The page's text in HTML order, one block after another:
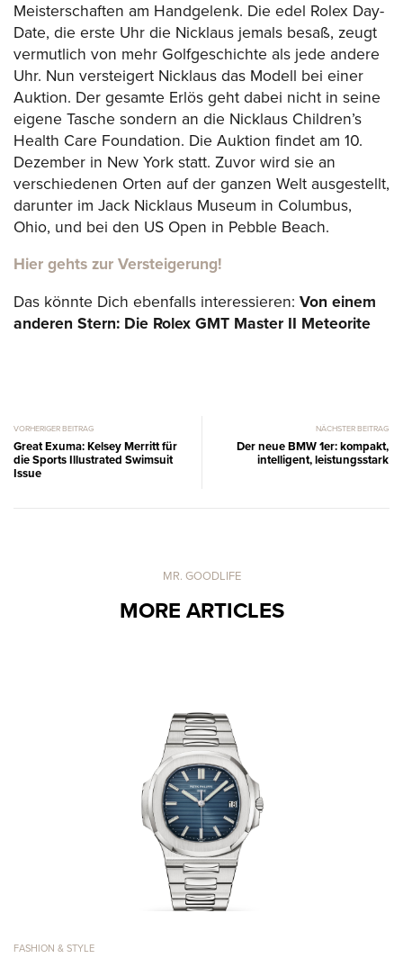
Meisterschaften am Handgelenk. Die edel Rolex Day-
Date, die erste Uhr die Nicklaus jemals besaß, zeugt
vermutlich von mehr Golfgeschichte als jede andere
Uhr. Nun versteigert Nicklaus das Modell bei einer
Auktion. Der gesamte Erlös geht dabei nicht in seine
eigene Tasche sondern an die Nicklaus Children’s
Health Care Foundation. Die Auktion findet am 10.
Dezember in New York statt. Zuvor wird sie an
verschiedenen Orten auf der ganzen Welt ausgestellt,
darunter im Jack Nicklaus Museum in Columbus,
Ohio, und bei den US Open in Pebble Beach.
Hier gehts zur Versteigerung!
Das könnte Dich ebenfalls interessieren: Von einem
anderen Stern: Die Rolex GMT Master II Meteorite
VORHERIGER BEITRAG
Great Exuma: Kelsey Merritt für
die Sports Illustrated Swimsuit
Issue
NÄCHSTER BEITRAG
Der neue BMW 1er: kompakt,
intelligent, leistungsstark
MR. GOODLIFE
MORE ARTICLES
FASHION & STYLE